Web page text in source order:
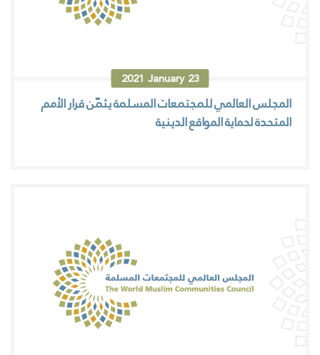
23
January
2021
المجلس العالمي للمجتمعات المسلمة يثمّن قرار الأمم
المتحدة لحماية المواقع الدينية